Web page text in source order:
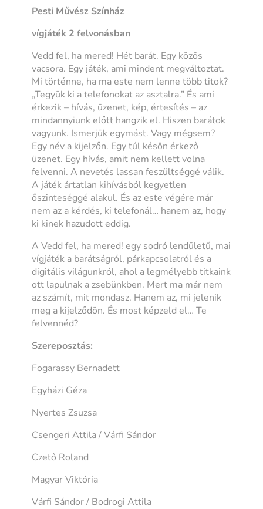
Pesti Művész Színház
vígjáték 2 felvonásban
Vedd fel, ha mered! Hét barát. Egy közös
vacsora. Egy játék, ami mindent megváltoztat.
Mi történne, ha ma este nem lenne több titok?
„Tegyük ki a telefonokat az asztalra.” És ami
érkezik – hívás, üzenet, kép, értesítés – az
mindannyiunk előtt hangzik el. Hiszen barátok
vagyunk. Ismerjük egymást. Vagy mégsem?
Egy név a kijelzőn. Egy túl későn érkező
üzenet. Egy hívás, amit nem kellett volna
felvenni. A nevetés lassan feszültséggé válik.
A játék ártatlan kihívásból kegyetlen
őszinteséggé alakul. És az este végére már
nem az a kérdés, ki telefonál… hanem az, hogy
ki kinek hazudott eddig.
A Vedd fel, ha mered! egy sodró lendületű, mai
vígjáték a barátságról, párkapcsolatról és a
digitális világunkról, ahol a legmélyebb titkaink
ott lapulnak a zsebünkben. Mert ma már nem
az számít, mit mondasz. Hanem az, mi jelenik
meg a kijelződön. És most képzeld el… Te
felvennéd?
Szereposztás:
Fogarassy Bernadett
Egyházi Géza
Nyertes Zsuzsa
Csengeri Attila / Várfi Sándor
Czető Roland
Magyar Viktória
Várfi Sándor / Bodrogi Attila